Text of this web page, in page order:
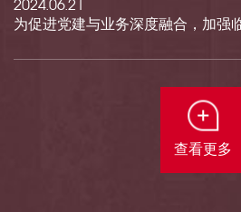
2024.06.21
查看更多